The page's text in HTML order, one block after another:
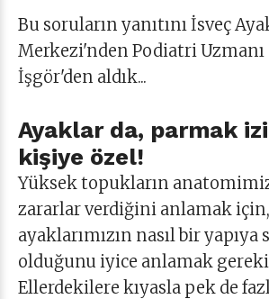
Bu soruların yanıtını İsveç
Merkezi'nden Podiatri Uzmanı
İşgör'den aldık...
Ayaklar da, parmak
kişiye özel!
Yüksek topukların
zararlar verdiğini anlamak
ayaklarımızın nasıl bir yapıya
olduğunu iyice anlamak
Ellerdekilere kıyasla pek de